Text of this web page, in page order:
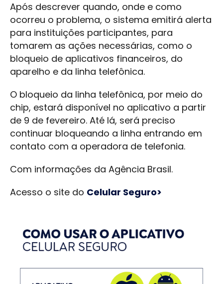
Após descrever quando, onde e como
ocorreu o problema, o sistema emitirá alerta
para instituições participantes, para
tomarem as ações necessárias, como o
bloqueio de aplicativos financeiros, do
aparelho e da linha telefônica.
O bloqueio da linha telefônica, por meio do
chip, estará disponível no aplicativo a partir
de 9 de fevereiro. Até lá, será preciso
continuar bloqueando a linha entrando em
contato com a operadora de telefonia.
Com informações da Agência Brasil.
Acesso o site do Celular Seguro>